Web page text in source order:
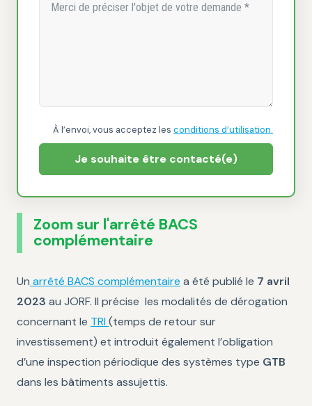
À l’envoi, vous acceptez les conditions d’utilisation.
Je souhaite être contacté(e)
Zoom sur l'arrêté BACS
complémentaire
Un arrêté BACS complémentaire a été publié le 7 avril
2023 au JORF. Il précise les modalités de dérogation
concernant le TRI (temps de retour sur
investissement) et introduit également l’obligation
d’une inspection périodique des systèmes type GTB
dans les bâtiments assujettis.